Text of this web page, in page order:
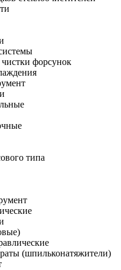
форсунок
типа
(шпильконатяжители)